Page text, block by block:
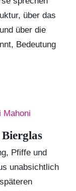
über das
über die
Bedeutung
Pfiffe und
unabsichtlich